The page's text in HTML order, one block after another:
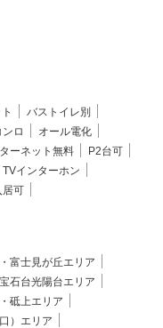
バストイレ別
ンロ
オール電化
ーネット無料
P2台可
TVインターホン
居可
富士見が丘エリア
石台光陽台エリア
砥上エリア
）エリア